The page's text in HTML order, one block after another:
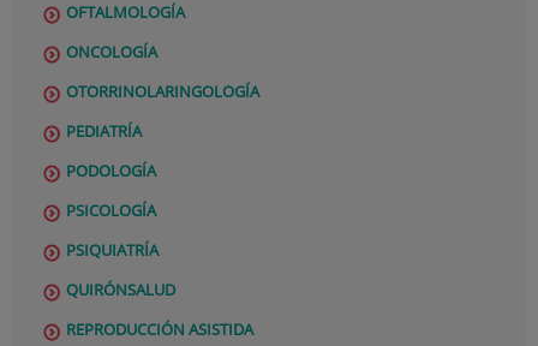
OFTALMOLOGÍA
ONCOLOGÍA
OTORRINOLARINGOLOGÍA
PEDIATRÍA
PODOLOGÍA
PSICOLOGÍA
PSIQUIATRÍA
QUIRÓNSALUD
REPRODUCCIÓN ASISTIDA